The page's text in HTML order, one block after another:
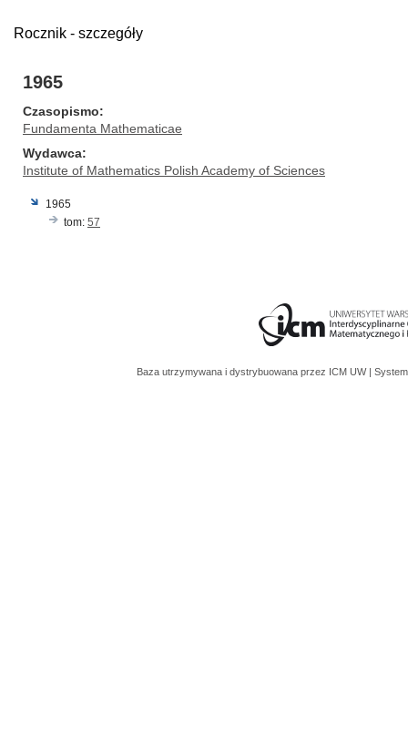
Rocznik - szczegóły
1965
Czasopismo
Fundamenta Mathematicae
Wydawca
Institute of Mathematics Polish Academy of Sciences
1965
tom: 57
Baza utrzymywana i dystrybuowana przez ICM UW |